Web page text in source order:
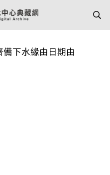
下水緣由日期由